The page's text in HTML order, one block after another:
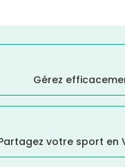
Gérez
votre sport en